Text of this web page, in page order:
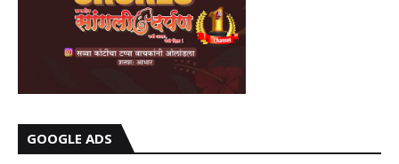
GOOGLE ADS